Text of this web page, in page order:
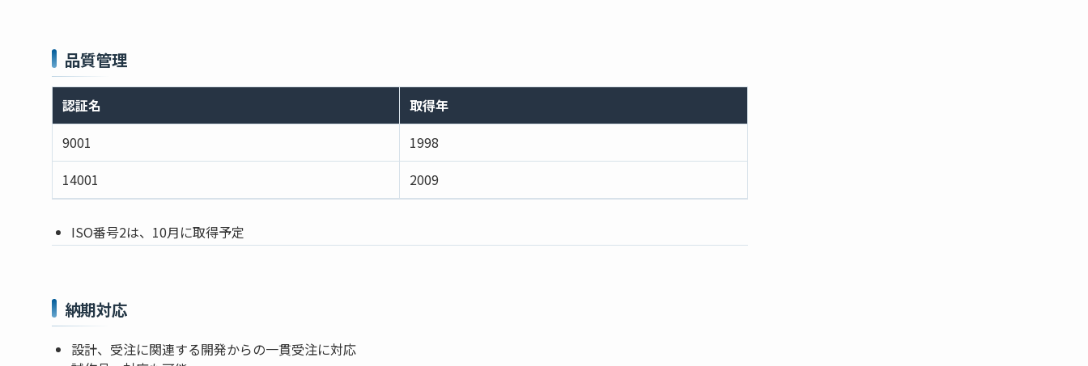
品質管理
認証名
取得年
9001
1998
14001
2009
ISO番号2は、10月に取得予定
納期対応
設計、受注に関連する開発からの一貫受注に対応